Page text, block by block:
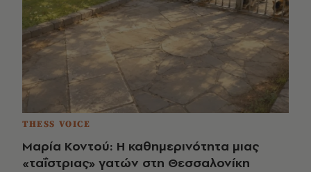
THESS VOICE
Μαρία Κοντού: Η καθημερινότητα μιας
«ταΐστριας» γατών στη Θεσσαλονίκη